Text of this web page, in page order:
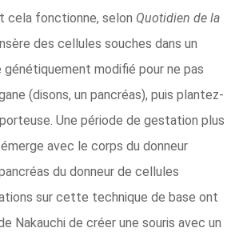
cela fonctionne, selon Quotidien de la
des cellules souches dans un
génétiquement modifié pour ne pas
(disons, un pancréas), puis plantez-
Une période de gestation plus
avec le corps du donneur
du donneur de cellules
sur cette technique de base ont
Nakauchi de créer une souris avec un